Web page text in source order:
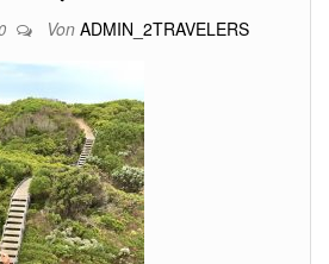
Von ADMIN_2TRAVELERS